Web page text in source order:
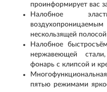
проинформирует вас
Налобное
нескользящей
Налобное
нержавеющей
фонарь с клипсой и
пятью режимами